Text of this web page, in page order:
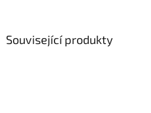
Související produkty